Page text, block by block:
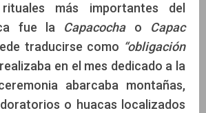
más importantes del
fue la Capacochao Capac
traducirse como “obligación
en el mes dedicado a la
abarcaba montañas,
o huacas localizados